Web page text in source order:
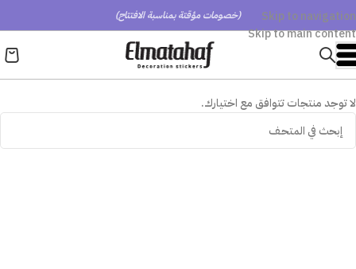
Skip to navigation
Skip to main content
(خصومات مؤقتة بمناسبة الافتتاح)
لا توجد منتجات تتوافق مع اختيارك.